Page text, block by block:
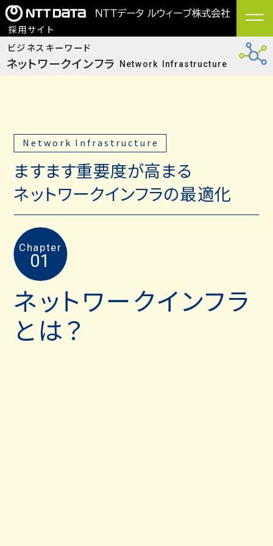
/ 採用サイト
ビジネスキーワード
ネットワークインフラ Network Infrastructure
Network Infrastructure
ますます重要度が高まる
ネットワークインフラの最適化
Chapter
01
ネットワークインフラ
とは？